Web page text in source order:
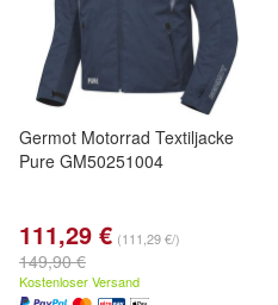
Germot Motorrad Textiljacke
Pure GM50251004
111,29 € (111,29 €/)
149,90 €
Kostenloser Versand